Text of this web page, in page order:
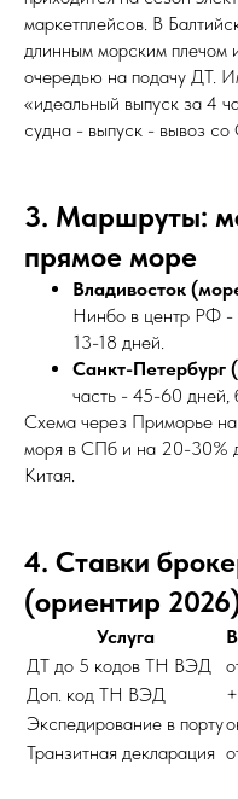
маркетплейсов. В
длинным морским плечом
очередью на подачу ДТ.
«идеальный выпуск за 4
судна - выпуск - вывоз со
3. Маршруты:
прямое море
Владивосток
Нинбо в центр РФ
13-18 дней.
Санкт-Петербург
часть - 45-60 дней,
Схема через Приморье
моря в СПб и на 20-30%
Китая.
4. Ставки
(ориентир
Услуга
ДТ до 5 кодов ТН ВЭД
Доп. код ТН ВЭД
Экспедирование в порту
Транзитная декларация